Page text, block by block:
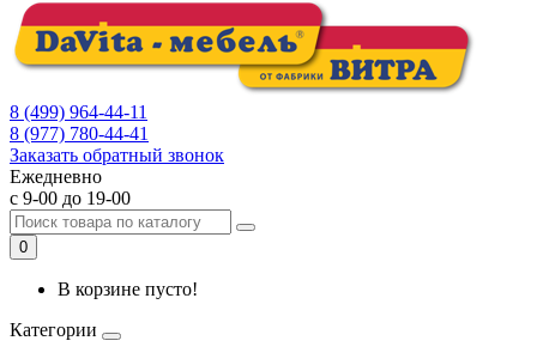
8 (499) 964-44-11
8 (977) 780-44-41
Заказать обратный звонок
Ежедневно
с 9-00 до 19-00
0
В корзине пусто!
Категории